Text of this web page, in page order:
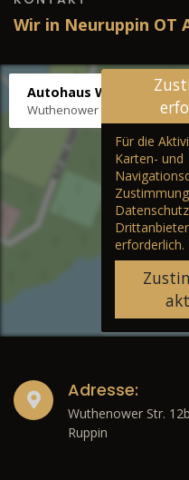
Wir in Neuruppin OT
Autohaus Wernicke
Wuthenower Str. 12b, 16827
Für die
Karten- und
erforderlich.
Adresse:
Wuthenower Str.
Ruppin